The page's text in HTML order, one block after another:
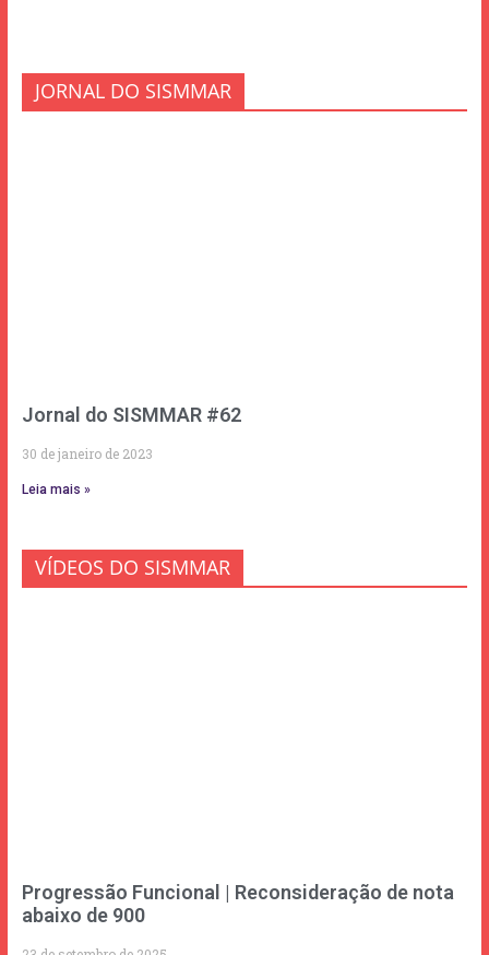
JORNAL DO SISMMAR
Jornal do SISMMAR #62
30 de janeiro de 2023
Leia mais »
VÍDEOS DO SISMMAR
Progressão Funcional | Reconsideração de nota
abaixo de 900